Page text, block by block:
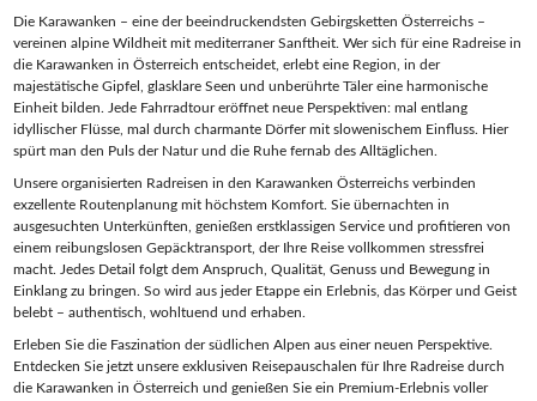
Die Karawanken – eine der beeindruckendsten Gebirgsketten Österreichs –
vereinen alpine Wildheit mit mediterraner Sanftheit. Wer sich für eine Radreise in
die Karawanken in Österreich entscheidet, erlebt eine Region, in der
majestätische Gipfel, glasklare Seen und unberührte Täler eine harmonische
Einheit bilden. Jede Fahrradtour eröffnet neue Perspektiven: mal entlang
idyllischer Flüsse, mal durch charmante Dörfer mit slowenischem Einfluss. Hier
spürt man den Puls der Natur und die Ruhe fernab des Alltäglichen.
Unsere organisierten Radreisen in den Karawanken Österreichs verbinden
exzellente Routenplanung mit höchstem Komfort. Sie übernachten in
ausgesuchten Unterkünften, genießen erstklassigen Service und profitieren von
einem reibungslosen Gepäcktransport, der Ihre Reise vollkommen stressfrei
macht. Jedes Detail folgt dem Anspruch, Qualität, Genuss und Bewegung in
Einklang zu bringen. So wird aus jeder Etappe ein Erlebnis, das Körper und Geist
belebt – authentisch, wohltuend und erhaben.
Erleben Sie die Faszination der südlichen Alpen aus einer neuen Perspektive.
Entdecken Sie jetzt unsere exklusiven Reisepauschalen für Ihre Radreise durch
die Karawanken in Österreich und genießen Sie ein Premium-Erlebnis voller